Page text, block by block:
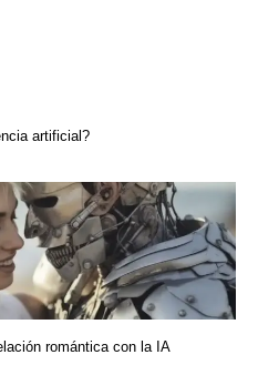
artificial?
romántica con la IA